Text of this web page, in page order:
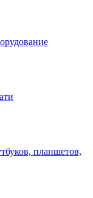
планшетов,